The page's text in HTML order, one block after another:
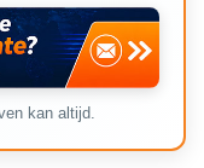
kan altijd.